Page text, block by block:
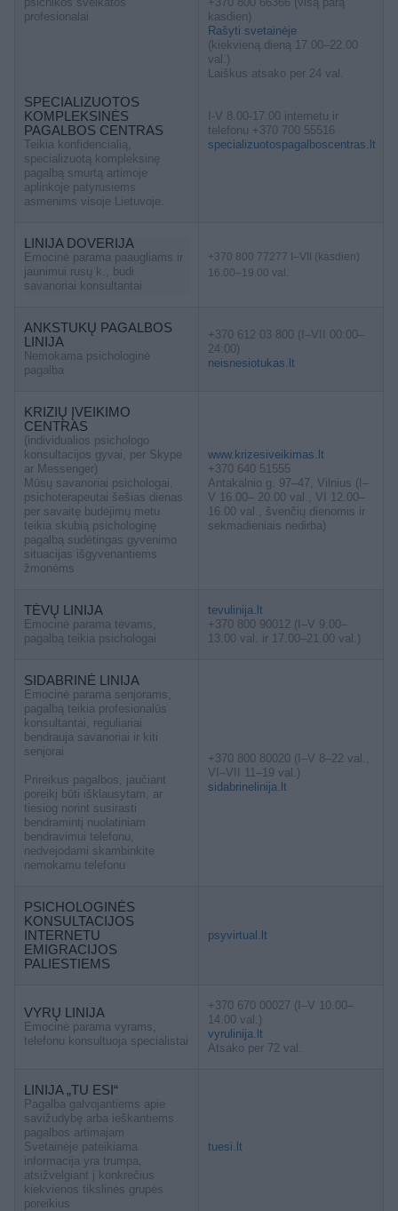
profesionalai
SPECIALIZUOTOS
KOMPLEKSINĖS
PAGALBOS CENTRAS
Teikia konfidencialią,
specializuotą kompleksinę
pagalbą smurtą artimoje
aplinkoje patyrusiems
asmenims visoje Lietuvoje.
kasdien)
Rašyti svetainėje
(kiekvieną dieną 17.00–22.00
val.)
Laiškus atsako per 24 val.
I-V 8.00-17.00 internetu ir
telefonu +370 700 55516
specializuotospagalboscentras.lt
LINIJA DOVERIJA
Emocinė parama paaugliams ir
jaunimui rusų k., budi
savanoriai konsultantai
+370 800 77277 I–VII (kasdien)
16.00–19.00 val.
ANKSTUKŲ PAGALBOS
LINIJA
Nemokama psichologinė
pagalba
+370 612 03 800 (I–VII 00:00–
24:00)
neisnesiotukas.lt
KRIZIŲ ĮVEIKIMO
CENTRAS
(individualios psichologo
konsultacijos gyvai, per Skype
ar Messenger)
Mūsų savanoriai psichologai,
psichoterapeutai šešias dienas
per savaitę budėjimų metu
teikia skubią psichologinę
pagalbą sudėtingas gyvenimo
situacijas išgyvenantiems
žmonėms
www.krizesiveikimas.lt
+370 640 51555
Antakalnio g. 97–47, Vilnius (I–
V 16.00– 20.00 val., VI 12.00–
16.00 val., švenčių dienomis ir
sekmadieniais nedirba)
TĖVŲ LINIJA
Emocinė parama tėvams,
pagalbą teikia psichologai
tevulinija.lt
+370 800 90012 (I–V 9.00–
13.00 val. ir 17.00–21.00 val.)
SIDABRINĖ LINIJA
Emocinė parama senjorams,
pagalbą teikia profesionalūs
konsultantai, reguliariai
bendrauja savanoriai ir kiti
senjorai
Prireikus pagalbos, jaučiant
poreikį būti išklausytam, ar
tiesiog norint susirasti
bendramintį nuolatiniam
bendravimui telefonu,
nedvejodami skambinkite
nemokamu telefonu
+370 800 80020 (I–V 8–22 val.,
VI–VII 11–19 val.)
sidabrinelinija.lt
PSICHOLOGINĖS
KONSULTACIJOS
INTERNETU
EMIGRACIJOS
PALIESTIEMS
psyvirtual.lt
VYRŲ LINIJA
Emocinė parama vyrams,
telefonu konsultuoja specialistai
+370 670 00027 (I–V 10.00–
14.00 val.)
vyrulinija.lt
Atsako per 72 val.
LINIJA „TU ESI“
Pagalba galvojantiems apie
savižudybę arba ieškantiems
pagalbos artimajam
Svetainėje pateikiama
informacija yra trumpa,
atsižvelgiant į konkrečius
kiekvienos tikslinės grupės
poreikius
tuesi.lt